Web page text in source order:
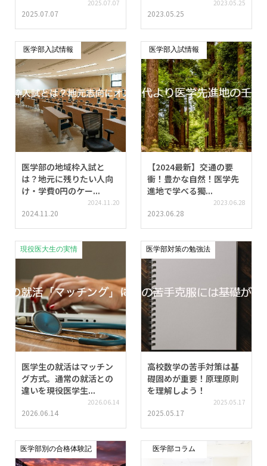
2025.07.07
2025.07.07
2023.05.25
2023.05.25
医学部入試情報
医学部の地域枠入試と
は？地元に残りたい人向
け・学費0円のケー...
2024.11.20
2024.11.20
医学部入試情報
【2024最新】交通の要
衝！豊かな自然！医学先
進地で学べる獨...
2023.06.28
2023.06.28
現役医大生の実情
医学生の就活はマッチン
グ方式。通常の就活との
違いを現役医学生...
2026.06.14
2026.06.14
医学部対策の勉強法
高校数学の苦手対策は基
礎固めが重要！原理原則
を理解しよう！
2025.05.17
2025.05.17
医学部別の合格体験記 医学部コラム